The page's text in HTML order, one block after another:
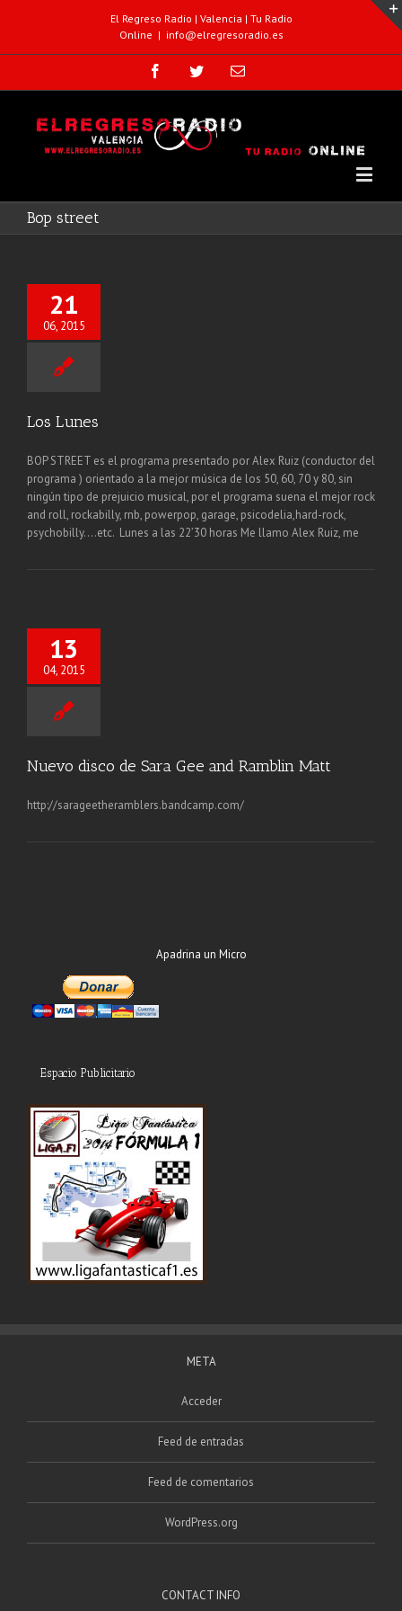
El Regreso Radio | Valencia | Tu Radio
Online | info@elregresoradio.es
Bop street
21
06, 2015
Los Lunes
BOP STREET es el programa presentado por Alex Ruiz (conductor del
programa ) orientado a la mejor música de los 50, 60, 70 y 80, sin
ningún tipo de prejuicio musical, por el programa suena el mejor rock
and roll, rockabilly, rnb, powerpop, garage, psicodelia,hard-rock,
psychobilly….etc. Lunes a las 22’30 horas Me llamo Alex Ruiz, me
13
04, 2015
Nuevo disco de Sara Gee and Ramblin Matt
http://sarageetheramblers.bandcamp.com/
Apadrina un Micro
Espacio Publicitario
META
Acceder
Feed de entradas
Feed de comentarios
WordPress.org
CONTACT INFO